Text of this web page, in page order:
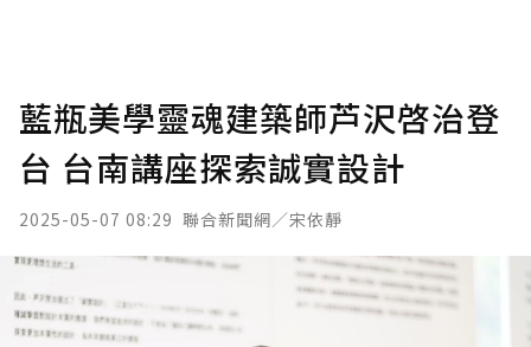
藍瓶美學靈魂建築師芦沢啓治登
台 台南講座探索誠實設計
2025-05-07 08:29 聯合新聞網／宋依靜